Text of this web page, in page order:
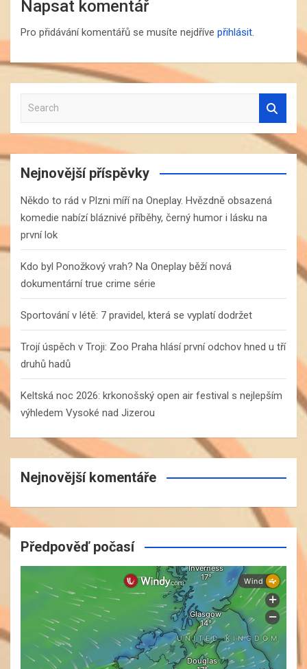
Napsat komentář
Pro přidávání komentářů se musíte nejdříve přihlásit.
a
r
c
Nejnovější příspěvky
Někdo to rád v Plzni míří na Oneplay. Hvězdně obsazená
komedie nabízí bláznivé příběhy, černý humor i lásku na
první lok
Kdo byl Ponožkový vrah? Na Oneplay běží nová
dokumentární true crime série
Sportování v létě: 7 pravidel, která se vyplatí dodržet
Trojí úspěch v Troji: Zoo Praha hlásí první odchov hned u tří
druhů hadů
Keltská noc 2026: krkonošský open air festival s nejlepším
výhledem Vysoké nad Jizerou
Nejnovější komentáře
Předpověď počasí